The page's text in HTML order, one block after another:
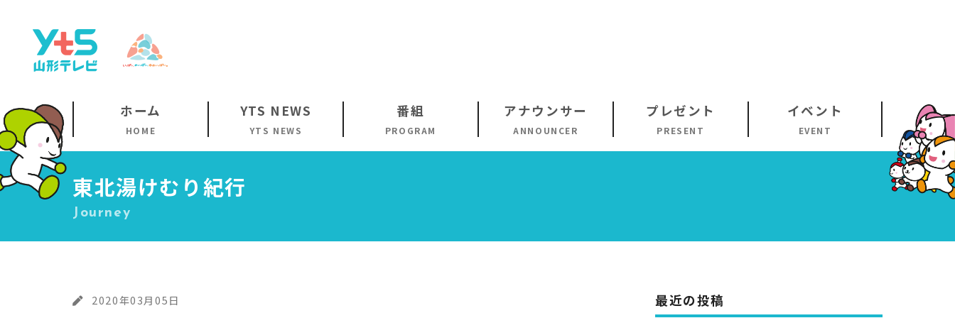
ホーム
HOME
YTS NEWS
YTS NEWS
番組
PROGRAM
アナウンサー
ANNOUNCER
プレゼント
PRESENT
イベント
EVENT
東北湯けむり紀行
Journey
2020年03月05日 最近の投稿